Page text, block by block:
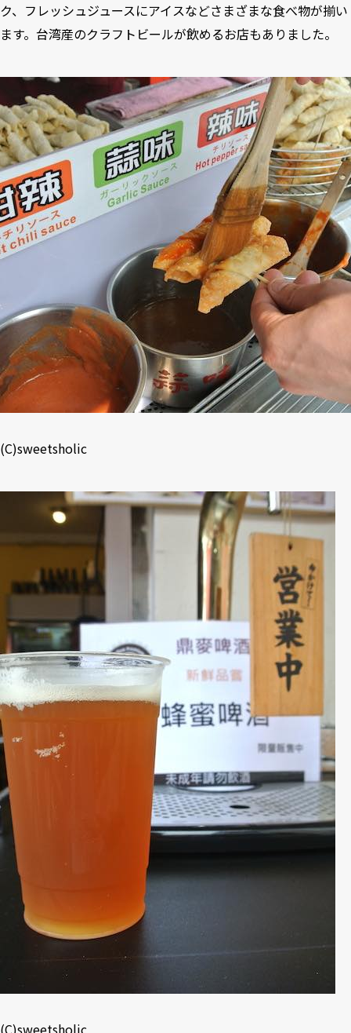
ク、フレッシュジュースにアイスなどさまざまな食べ物が揃い
ます。台湾産のクラフトビールが飲めるお店もありました。
(C)sweetsholic
(C)sweetsholic